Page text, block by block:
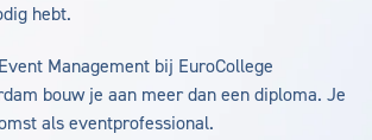
hebt.
Management bij EuroCollege
bouw je aan meer dan een diploma. Je
als eventprofessional.